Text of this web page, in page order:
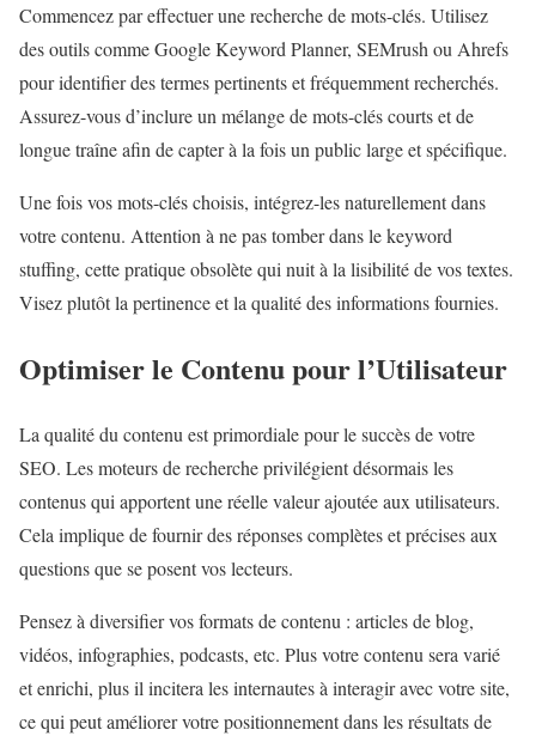
Commencez par effectuer une recherche de mots-clés. Utilisez
des outils comme Google Keyword Planner, SEMrush ou Ahrefs
pour identifier des termes pertinents et fréquemment recherchés.
Assurez-vous d’inclure un mélange de mots-clés courts et de
longue traîne afin de capter à la fois un public large et spécifique.
Une fois vos mots-clés choisis, intégrez-les naturellement dans
votre contenu. Attention à ne pas tomber dans le keyword
stuffing, cette pratique obsolète qui nuit à la lisibilité de vos textes.
Visez plutôt la pertinence et la qualité des informations fournies.
Optimiser le Contenu pour l’Utilisateur
La qualité du contenu est primordiale pour le succès de votre
SEO. Les moteurs de recherche privilégient désormais les
contenus qui apportent une réelle valeur ajoutée aux utilisateurs.
Cela implique de fournir des réponses complètes et précises aux
questions que se posent vos lecteurs.
Pensez à diversifier vos formats de contenu : articles de blog,
vidéos, infographies, podcasts, etc. Plus votre contenu sera varié
et enrichi, plus il incitera les internautes à interagir avec votre site,
ce qui peut améliorer votre positionnement dans les résultats de